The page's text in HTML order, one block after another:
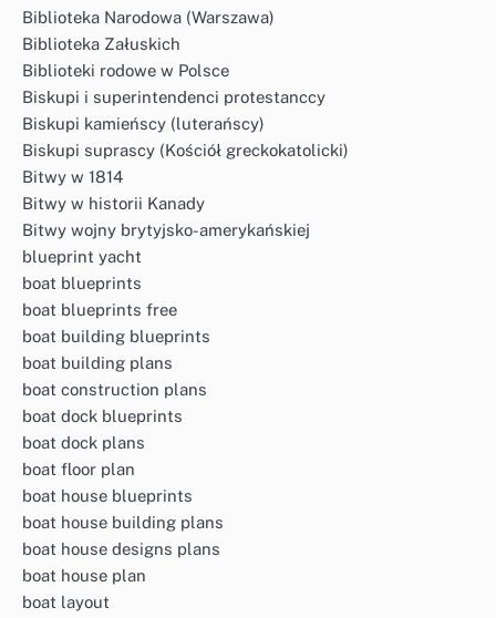
Biblioteka Narodowa (Warszawa)
Biblioteka Załuskich
Biblioteki rodowe w Polsce
Biskupi i superintendenci protestanccy
Biskupi kamieńscy (luterańscy)
Biskupi suprascy (Kościół greckokatolicki)
Bitwy w 1814
Bitwy w historii Kanady
Bitwy wojny brytyjsko-amerykańskiej
blueprint yacht
boat blueprints
boat blueprints free
boat building blueprints
boat building plans
boat construction plans
boat dock blueprints
boat dock plans
boat floor plan
boat house blueprints
boat house building plans
boat house designs plans
boat house plan
boat layout